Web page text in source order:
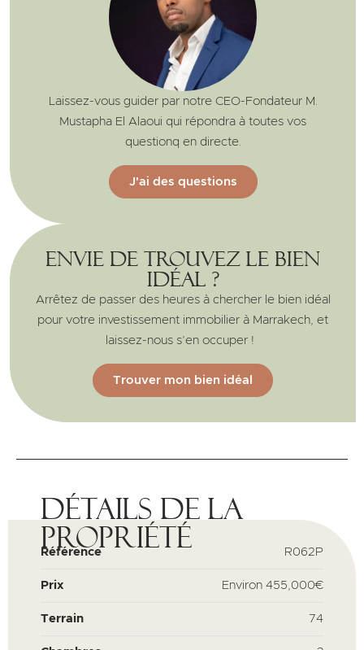
Envie de trouvez le bien
idéal ?
Arrêtez de passer des heures à chercher le bien idéal
pour votre investissement immobilier à Marrakech, et
laissez-nous s’en occuper !
Trouver mon bien idéal
Laissez-vous guider par notre CEO-Fondateur M.
Mustapha El Alaoui qui répondra à toutes vos
questionq en directe.
J'ai des questions
Détails de la
propriété
Référence R062P
Prix Environ 455,000€
Terrain 74